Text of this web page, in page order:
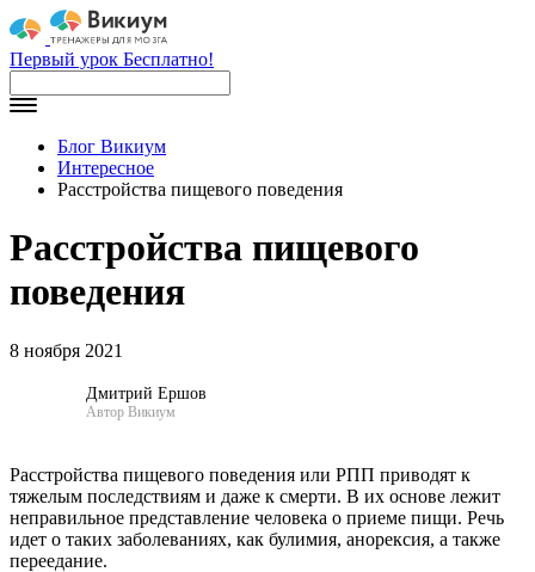
Первый урок Бесплатно!
Блог Викиум
Интересное
Расстройства пищевого поведения
Расстройства пищевого
поведения
8 ноября 2021
Дмитрий Ершов
Автор Викиум
Расстройства пищевого поведения или РПП приводят к
тяжелым последствиям и даже к смерти. В их основе лежит
неправильное представление человека о приеме пищи. Речь
идет о таких заболеваниях, как булимия, анорексия, а также
переедание.